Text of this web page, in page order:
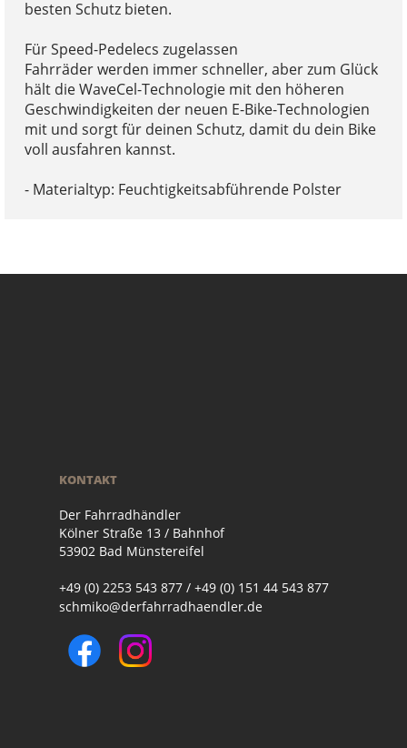
besten Schutz bieten.
Für Speed-Pedelecs zugelassen
Fahrräder werden immer schneller, aber zum Glück
hält die WaveCel-Technologie mit den höheren
Geschwindigkeiten der neuen E-Bike-Technologien
mit und sorgt für deinen Schutz, damit du dein Bike
voll ausfahren kannst.
- Materialtyp: Feuchtigkeitsabführende Polster
KONTAKT
Der Fahrradhändler
Kölner Straße 13 / Bahnhof
53902 Bad Münstereifel
+49 (0) 2253 543 877 / +49 (0) 151 44 543 877
schmiko@derfahrradhaendler.de